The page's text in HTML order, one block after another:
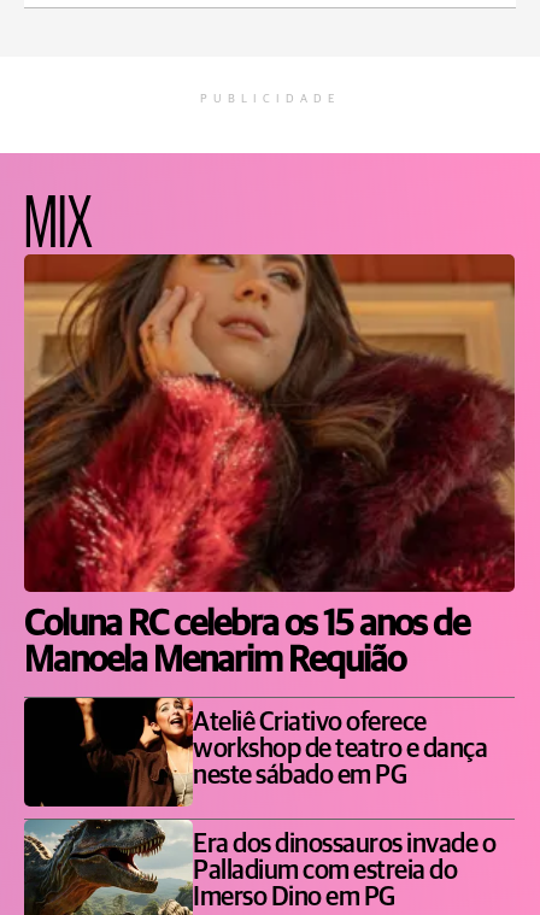
PUBLICIDADE
MIX
Coluna RC celebra os 15 anos de
Manoela Menarim Requião
Ateliê Criativo oferece
workshop de teatro e dança
neste sábado em PG
Era dos dinossauros invade o
Palladium com estreia do
Imerso Dino em PG